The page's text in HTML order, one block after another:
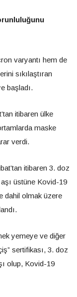
varyantı hem de
sıkılaştıran
başladı.
itibaren ülke
maske
verdi.
itibaren 3. doz
üstüne Kovid-19
dahil olmak üzere
yemeye ve diğer
sertifikası, 3. doz
olup, Kovid-19